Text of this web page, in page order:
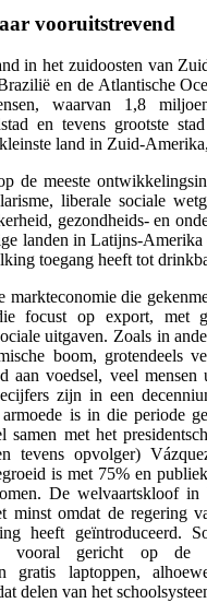
vooruitstrevend
in het zuidoosten van
en de Atlantische
waarvan 1,8
en tevens grootste
land in Zuid-
de meeste
liberale sociale
gezondheids- en
landen in Latijns-Amerika
toegang heeft tot
markteconomie die
focust op export, met
uitgaven. Zoals in
boom, grotendeels
aan voedsel, veel mensen
zijn in een
is in die periode
samen met het
tevens opvolger)
is met 75% en
De welvaartskloof in
minst omdat de regering
heeft geïntroduceerd.
vooral gericht op de
gratis laptoppen,
delen van het